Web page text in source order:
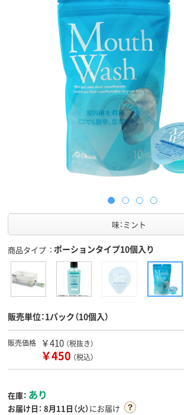
味：ミント
商品タイプ ポーションタイプ10個入り
販売単位：1パック（10個入）
販売価格 ￥410 （税抜き）
￥450 （税込）
在庫： あり
お届け日： 8月11日（火）にお届け